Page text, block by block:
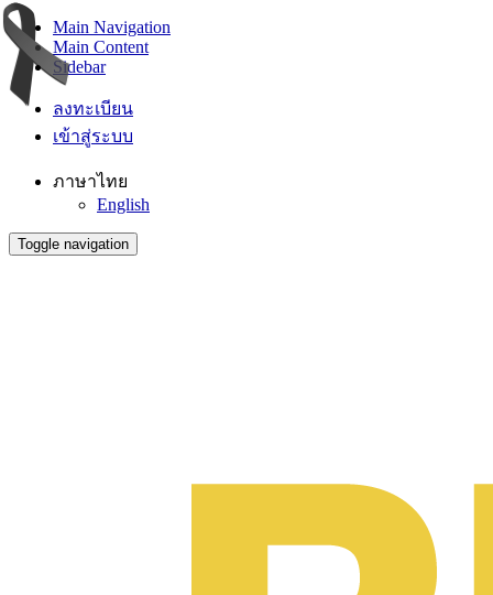
Main Navigation
Main Content
Sidebar
ลงทะเบียน
เข้าสู่ระบบ
ภาษาไทย
English
Toggle navigation